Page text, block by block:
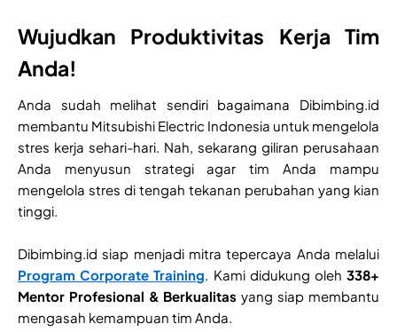
Wujudkan Produktivitas Kerja Tim
Anda!
Anda sudah melihat sendiri bagaimana Dibimbing.id
membantu Mitsubishi Electric Indonesia untuk mengelola
stres kerja sehari-hari. Nah, sekarang giliran perusahaan
Anda menyusun strategi agar tim Anda mampu
mengelola stres di tengah tekanan perubahan yang kian
tinggi.
Dibimbing.id siap menjadi mitra tepercaya Anda melalui
Program Corporate Training. Kami didukung oleh338+
Mentor Profesional & Berkualitasyang siap membantu
mengasah kemampuan tim Anda.